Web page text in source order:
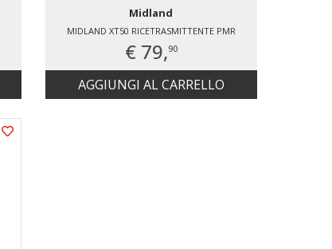
Midland
MIDLAND XT50 RICETRASMITTENTE PMR
€ 79,90
AGGIUNGI AL CARRELLO